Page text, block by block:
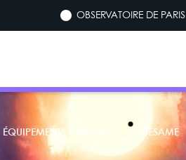
OBSERVATOIRE DE PARIS
ÉQUIPEMENTS PARTAGÉS SÉSAME